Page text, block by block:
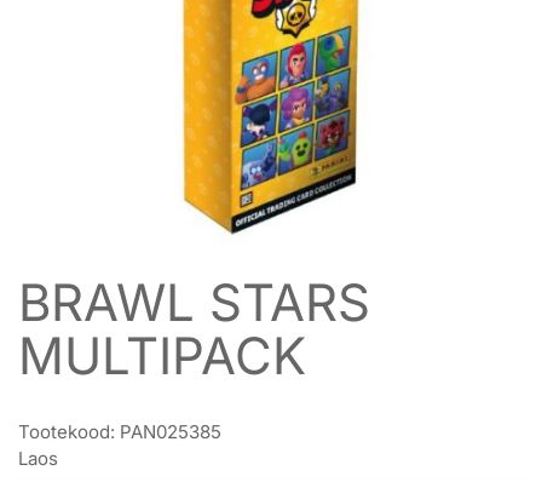
BRAWL STARS
MULTIPACK
Tootekood: PAN025385
Laos